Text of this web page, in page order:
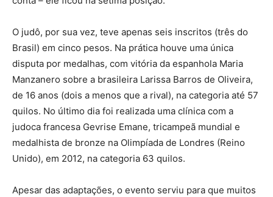
O judô, por sua vez, teve apenas seis inscritos (três do
Brasil) em cinco pesos. Na prática houve uma única
disputa por medalhas, com vitória da espanhola Maria
Manzanero sobre a brasileira Larissa Barros de Oliveira,
de 16 anos (dois a menos que a rival), na categoria até 57
quilos. No último dia foi realizada uma clínica com a
judoca francesa Gevrise Emane, tricampeã mundial e
medalhista de bronze na Olimpíada de Londres (Reino
Unido), em 2012, na categoria 63 quilos.
Apesar das adaptações, o evento serviu para que muitos